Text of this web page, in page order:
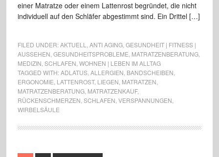
einer Matratze oder einem Lattenrost begründet, die nicht
individuell auf den Schläfer abgestimmt sind. Ein Drittel […]
FILED UNDER:AKTUELL ANTI AGING, GESUNDHEIT | FITNESS |
AUSSEHEN GESUNDHEITSPROBLEME MATRATZENBERATUNG,
MEDIZIN SCHLAFEN WOHNEN | LEBEN IM ALLTAG
TAGGED WITH:ADLATUS, ALLERGIEN BANDSCHEIBEN
ERGONOMIE LATTENROST, LIEGEN MATRATZEN
MATRATZENBERATUNG, MATRATZENKAUF,
RÜCKENSCHMERZEN SCHLAFEN VERSPANNUNGEN
WIRBELSÄULE